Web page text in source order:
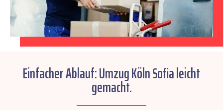
Einfacher Ablauf: Umzug Köln Sofia leicht
gemacht.